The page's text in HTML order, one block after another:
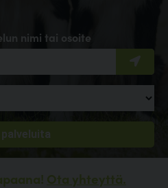
nimi tai osoite
Ota yhteyttä.